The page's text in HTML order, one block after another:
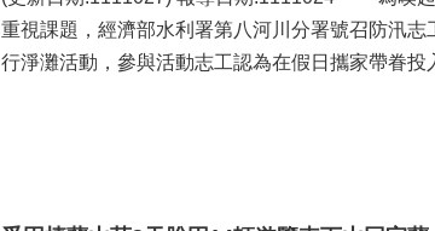
重視課題，經濟部水利署第八河川分署號召防汛
行淨灘活動，參與活動志工認為在假日攜家帶眷投